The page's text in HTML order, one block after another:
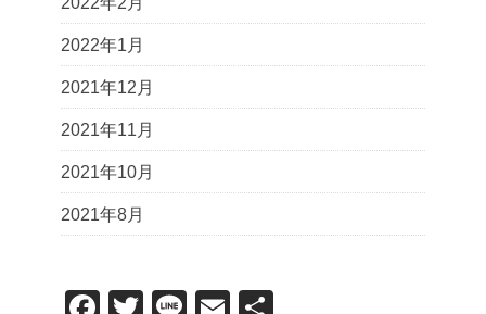
2022年1月
2021年12月
2021年11月
2021年10月
2021年8月